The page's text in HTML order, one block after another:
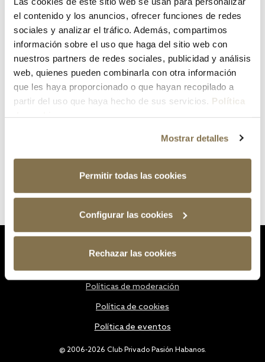
el contenido y los anuncios, ofrecer funciones de redes
sociales y analizar el tráfico. Además, compartimos
información sobre el uso que haga del sitio web con
nuestros partners de redes sociales, publicidad y análisis
web, quienes pueden combinarla con otra información
que les haya proporcionado o que hayan recopilado a
partir del uso que haya hecho de sus servicios. Política
Mostrar detalles
Permitir todas las cookies
Configurar las cookies
Rechazar las cookies
¿Has olvidado tu contraseña?
@ 2006-2026 Club Privado Pasión Habanos.
Políticas de moderación
Política de cookies
Política de eventos